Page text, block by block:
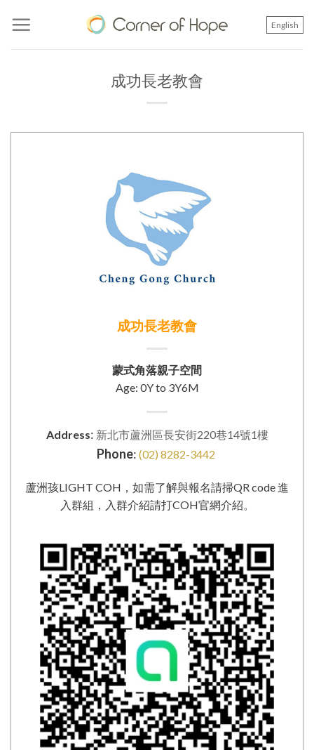
English
成功長老教會
成功長老教會
蒙式角落親子空間
Age: 0Y to 3Y6M
Address: 新北市蘆洲區長安街220巷14號1樓
Phone: (02) 8282-3442
蘆洲孩LIGHT COH，如需了解與報名請掃QR code 進
入群組，入群介紹請打COH官網介紹。